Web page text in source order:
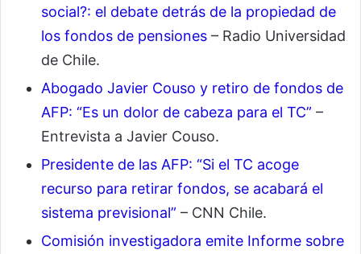
social?: el debate detrás de la propiedad de
los fondos de pensiones – Radio Universidad
de Chile.
Abogado Javier Couso y retiro de fondos de
AFP: “Es un dolor de cabeza para el TC” –
Entrevista a Javier Couso.
Presidente de las AFP: “Si el TC acoge
recurso para retirar fondos, se acabará el
sistema previsional” – CNN Chile.
Comisión investigadora emite Informe sobre